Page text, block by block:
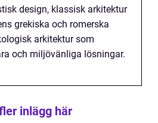
design, klassisk arkitektur
grekiska och romerska
arkitektur som
och miljövänliga lösningar.
inlägg här